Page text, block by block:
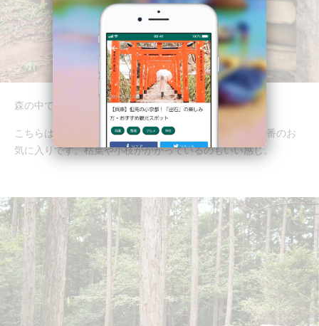
森の中で本棚を発見...！？
こちらは「発掘された古文書」という作品！ 個人的に一番のお
気に入りです。枯葉や小枝がかかっているのもいい感じ。